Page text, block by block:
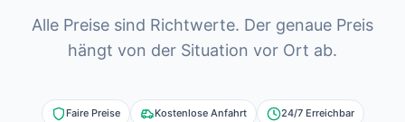
Alle Preise sind Richtwerte. Der genaue Preis
hängt von der Situation vor Ort ab.
Faire Preise Kostenlose Anfahrt 24/7 Erreichbar